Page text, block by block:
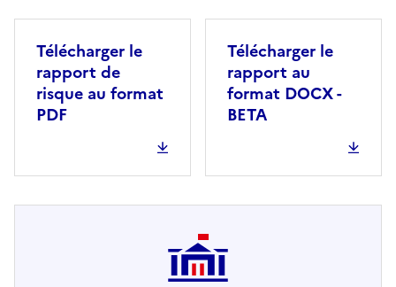
Télécharger le
rapport de
risque au format
PDF
Télécharger le
rapport au
format DOCX -
BETA